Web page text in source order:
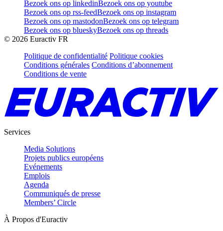
Bezoek ons op linkedinBezoek ons op youtube
Bezoek ons op rss-feedBezoek ons op instagram
Bezoek ons op mastodonBezoek ons op telegram
Bezoek ons op blueskyBezoek ons op threads
© 2026 Euractiv FR
Politique de confidentialité Politique cookies
Conditions générales Conditions d’abonnement
Conditions de vente
Services
Media Solutions
Projets publics européens
Evénements
Emplois
Agenda
Communiqués de presse
Members’ Circle
À Propos d'Euractiv